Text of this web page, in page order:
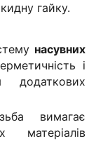
гайку.
насувних
і
додаткових
вимагає
матеріалів